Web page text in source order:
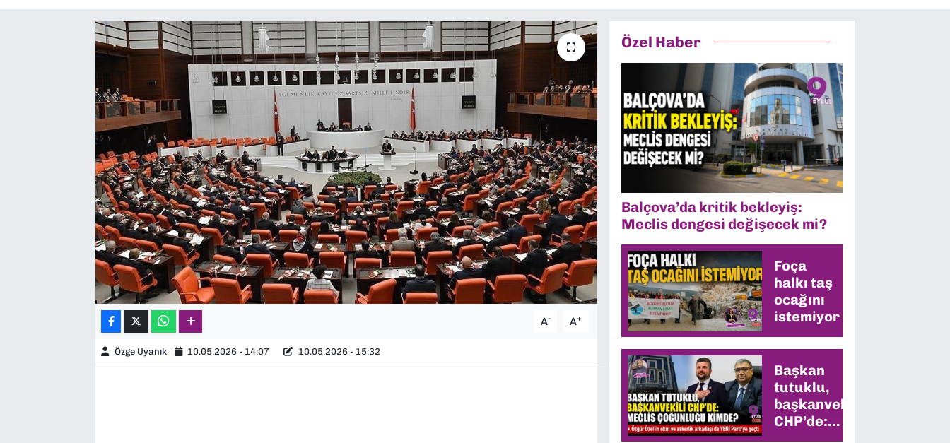
A- A+
Özge Uyanık 10.05.2026 - 14:07 10.05.2026 - 15:32
Özel Haber
Balçova’da kritik bekleyiş:
Meclis dengesi değişecek mi?
Foça
halkı taş
ocağını
istemiyor
Başkan
tutuklu,
başkanvekili
CHP’de:
Meclis
TEKNOLOJİ
YEREL YÖNETİMLER